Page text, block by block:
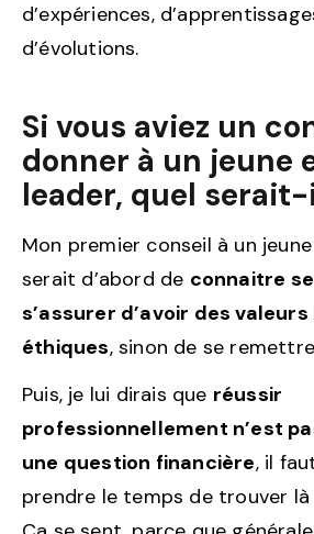
d’expériences,
d’évolutions.
Si vous aviez un
donner à un jeune
leader, quel serait-
Mon premier conseil à un
serait d’abord de connaitre
s’assurer d’avoir des
éthiques, sinon de se
Puis, je lui dirais que réussir
professionnellement n’est
une question financière, il
prendre le temps de trouver là